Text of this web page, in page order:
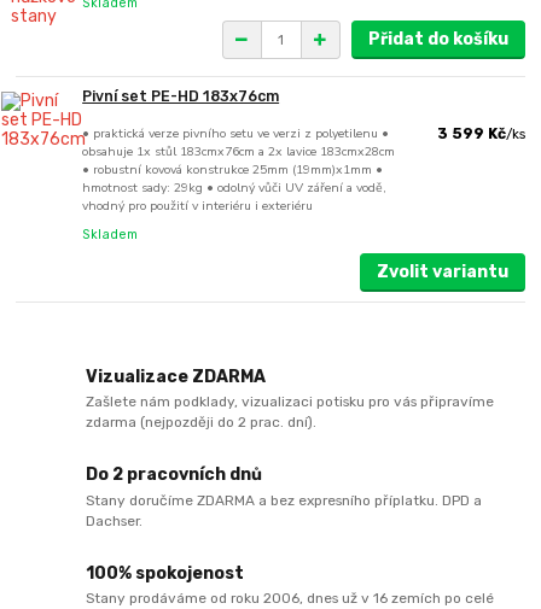
Přidat do košíku
Pivní set PE-HD 183x76cm
• praktická verze pivního setu ve verzi z polyetilenu •
obsahuje 1x stůl 183cmx76cm a 2x lavice 183cmx28cm
• robustní kovová konstrukce 25mm (19mm)x1mm •
hmotnost sady: 29kg • odolný vůči UV záření a vodě,
vhodný pro použití v interiéru i exteriéru
3 599 Kč/ks
Skladem
Zvolit variantu
Vizualizace ZDARMA
Zašlete nám podklady, vizualizaci potisku pro vás připravíme
zdarma (nejpozději do 2 prac. dní).
Do 2 pracovních dnů
Stany doručíme ZDARMA a bez expresního příplatku. DPD a
Dachser.
100% spokojenost
Stany prodáváme od roku 2006, dnes už v 16 zemích po celé